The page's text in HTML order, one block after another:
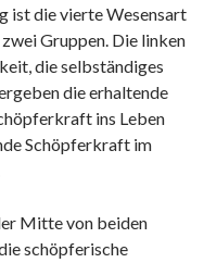
ist die vierte Wesensart
Gruppen. Die linken
die selbständiges
die erhaltende
ins Leben
Schöpferkraft im
Mitte von beiden
schöpferische